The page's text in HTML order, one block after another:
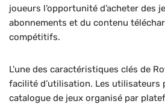
joueurs l’opportunité d’acheter des
abonnements et du contenu
compétitifs.
L’une des caractéristiques clés de
facilité d’utilisation. Les utilisateurs
catalogue de jeux organisé par